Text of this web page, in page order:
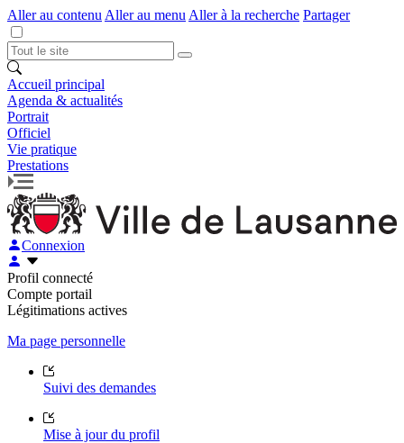
Aller au contenu Aller au menu Aller à la recherche Partager
Accueil principal
Agenda & actualités
Portrait
Officiel
Vie pratique
Prestations
Connexion
Profil connecté
Compte portail
Légitimations actives
Ma page personnelle
Suivi des demandes
Mise à jour du profil